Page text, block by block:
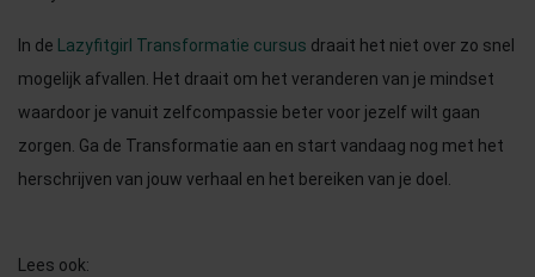
In de Lazyfitgirl Transformatie cursus draait het niet over zo snel
mogelijk afvallen. Het draait om het veranderen van je mindset
waardoor je vanuit zelfcompassie beter voor jezelf wilt gaan
zorgen. Ga de Transformatie aan en start vandaag nog met het
herschrijven van jouw verhaal en het bereiken van je doel.
Lees ook: